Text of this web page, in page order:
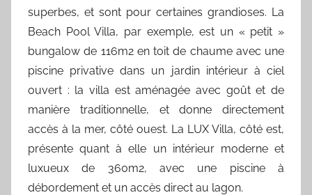
superbes, et sont pour certaines grandioses. La
Beach Pool Villa, par exemple, est un « petit »
bungalow de 116m2 en toit de chaume avec une
piscine privative dans un jardin intérieur à ciel
ouvert : la villa est aménagée avec goût et de
manière traditionnelle, et donne directement
accès à la mer, côté ouest. La LUX Villa, côté est,
présente quant à elle un intérieur moderne et
luxueux de 360m2, avec une piscine à
débordement et un accès direct au lagon.